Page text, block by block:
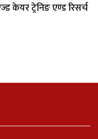
केयर ट्रेनिङ एण्ड रिसर्च